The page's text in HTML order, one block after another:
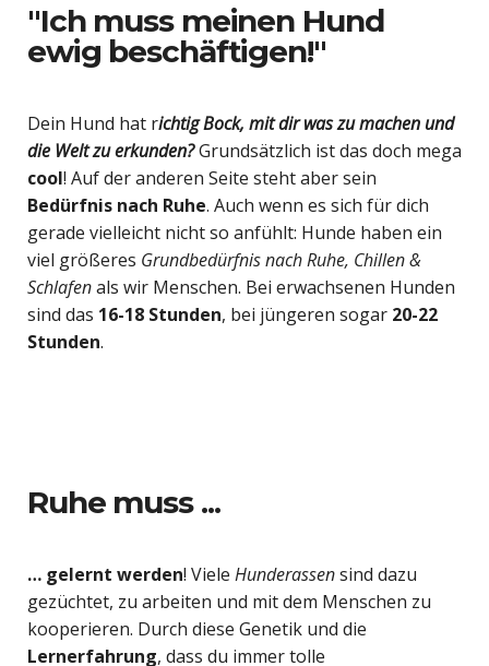
"Ich muss meinen Hund
ewig beschäftigen!"
Dein Hund hat richtig Bock, mit dir was zu machen und
die Welt zu erkunden?Grundsätzlich ist das doch mega
cool! Auf der anderen Seite steht aber sein
Bedürfnis nach Ruhe. Auch wenn es sich für dich
gerade vielleicht nicht so anfühlt: Hunde haben ein
viel größeres Grundbedürfnis nach Ruhe, Chillen &
Schlafenals wir Menschen. Bei erwachsenen Hunden
sind das 16-18 Stunden, bei jüngeren sogar 20-22
Stunden.
Ruhe muss ...
… gelernt werden! Viele Hunderassensind dazu
gezüchtet, zu arbeiten und mit dem Menschen zu
kooperieren. Durch diese Genetik und die
Lernerfahrung, dass du immer tolle